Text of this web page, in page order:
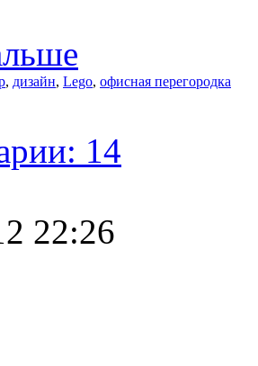
, дизайн, Lego, офисная перегородка
14
22:26